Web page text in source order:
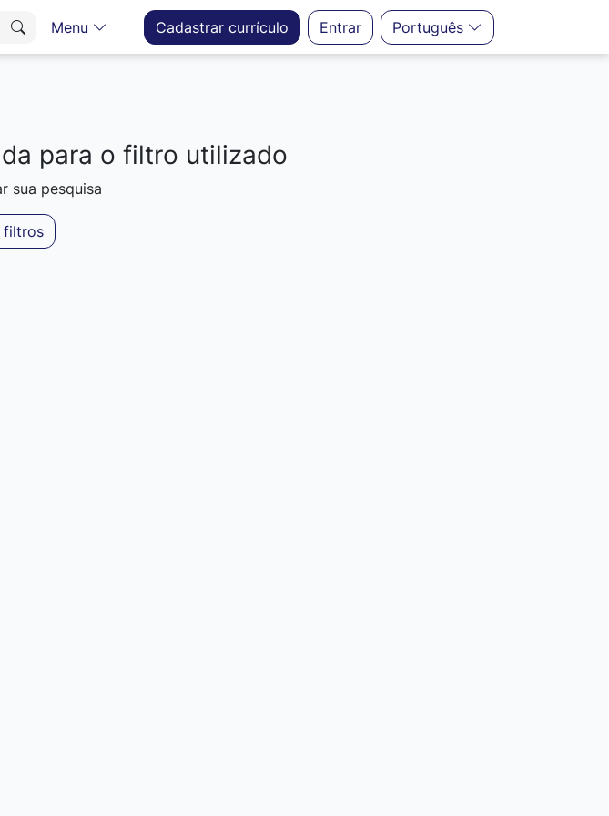
Menu Cadastrar currículo Entrar Português
para o filtro utilizado
sua pesquisa
filtros